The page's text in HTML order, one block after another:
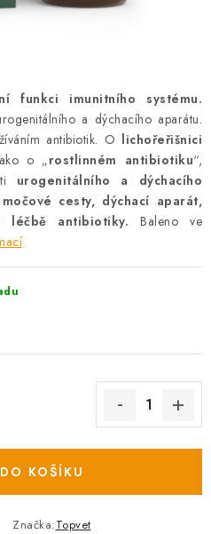
A OKOLÍ
Hodnocení obchodu
zpracování osobních údajů
funkci imunitního systému.
a dýchacího aparátu.
antibiotik. O lichořeřišnici
o „rostlinném antibiotiku“,
urogenitálního a dýchacího
močové cesty, dýchací aparát,
antibiotiky. Baleno ve
KOŠÍKU
Značka:Topvet